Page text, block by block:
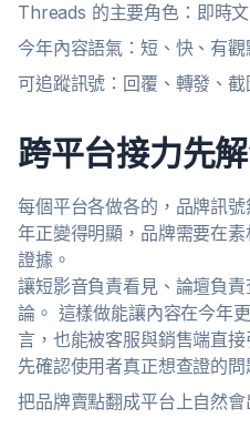
Threads 的主要角色：即時
今年內容語氣：短、快、有
可追蹤訊號：回覆、轉發、
跨平台接力先
每個平台各做各的，品牌訊
年正變得明顯，品牌需要在
證據。
讓短影音負責看見、論壇負
論。 這樣做能讓內容在今年
言，也能被客服與銷售端直接
先確認使用者真正想查證的問
把品牌賣點翻成平台上自然